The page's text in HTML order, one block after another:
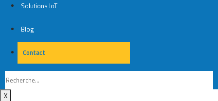
Solutions IoT
Blog
Contact
Contact
X